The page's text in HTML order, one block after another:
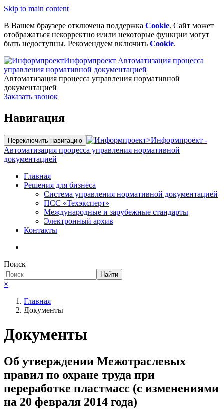
Skip to main content
В Вашем браузере отключена поддержка Cookie. Сайт может
отображаться некорректно и/или некоторые функции могут
быть недоступны. Рекомендуем включить Cookie.
Информпроект Автоматизация процесса
управления нормативной документацией
Автоматизация процесса управления нормативной
документацией
Заказать звонок
Навигация
Переключить навигацию >Информпроект -
Автоматизация процесса управления нормативной
документацией
Главная
Решения для бизнеса
Система управления нормативной документацией
ПСС «Техэксперт»
Международные и зарубежные стандарты
Электронный архив
Контакты
Поиск
Найти
×
Главная
Документы
Документы
Об утверждении Межотраслевых
правил по охране труда при
переработке пластмасс (с изменениями
на 20 февраля 2014 года)
Необходимые
Эти файлы cookie
Они необходимы
для
функционирования